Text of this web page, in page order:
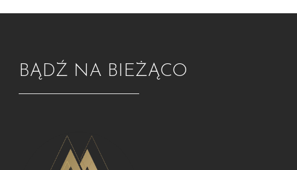
BĄDŹ NA BIEŻĄCO